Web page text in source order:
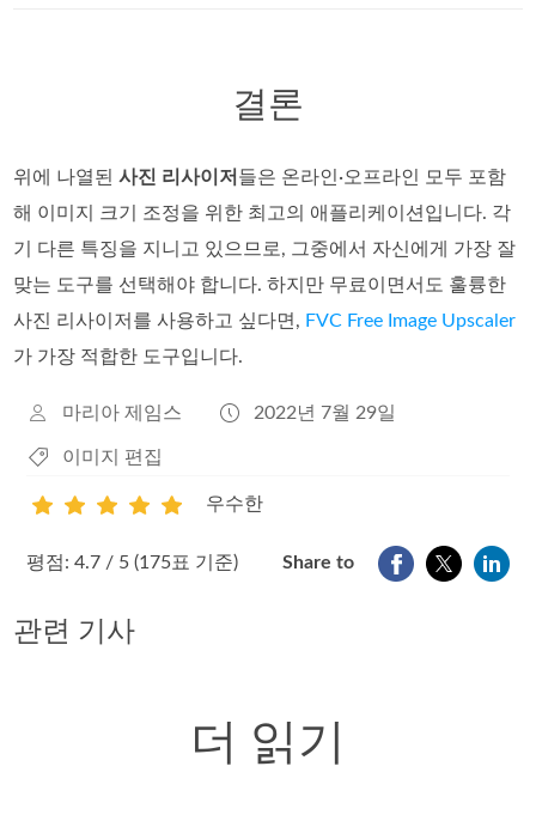
결론
위에 나열된사진 리사이저 들은 온라인·오프라인 모두 포함
해 이미지 크기 조정을 위한 최고의 애플리케이션입니다. 각
기 다른 특징을 지니고 있으므로, 그중에서 자신에게 가장 잘
맞는 도구를 선택해야 합니다. 하지만 무료이면서도 훌륭한
사진 리사이저를 사용하고 싶다면, FVC Free Image Upscaler
가 가장 적합한 도구입니다.
마리아 제임스 2022년 7월 29일
이미지 편집
우수한
평점: 4.7 / 5 (175표 기준) Share to
관련 기사
더 읽기